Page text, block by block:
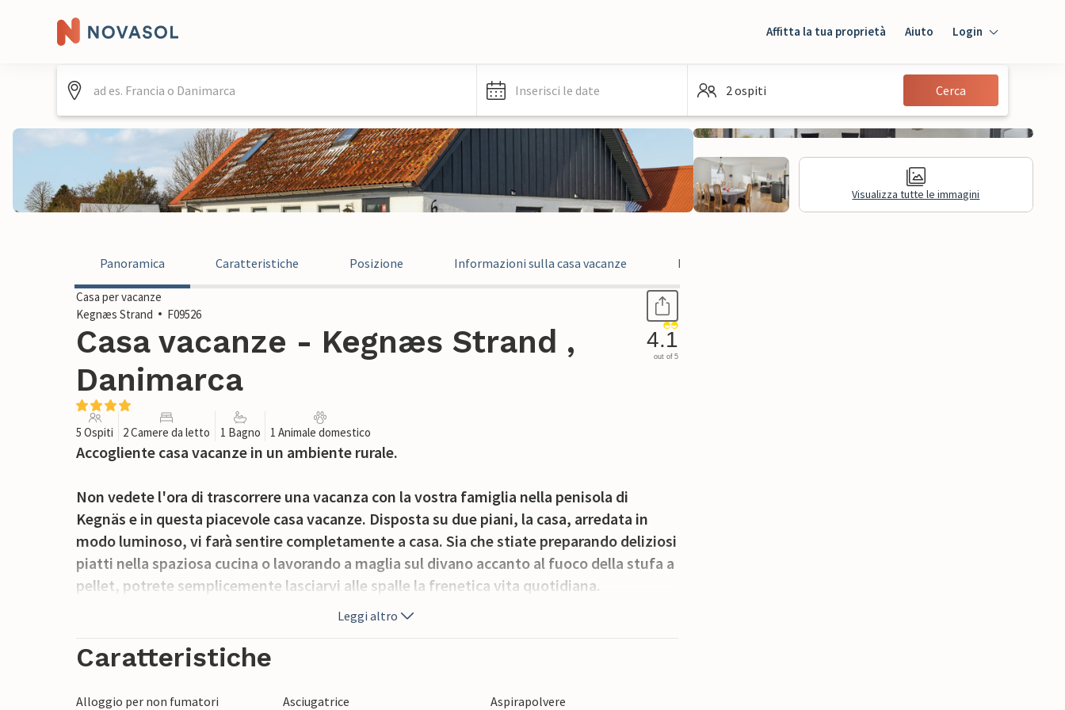
Affitta la tua proprietà Aiuto Login
Ospiti
Inserisci le date 2 ospiti Cerca
Visualizza tutte le immagini
Panoramica Caratteristiche Posizione Informazioni sulla casa vacanze Recensioni
Casa per vacanze
Kegnæs Strand
F09526
Casa vacanze - Kegnæs Strand ,
Danimarca
4.1
out of 5
5 Ospiti 2 Camere da letto 1 Bagno 1 Animale domestico
Accogliente casa vacanze in un ambiente rurale.
Non vedete l'ora di trascorrere una vacanza con la vostra famiglia nella penisola di
Kegnäs e in questa piacevole casa vacanze. Disposta su due piani, la casa, arredata in
modo luminoso, vi farà sentire completamente a casa. Sia che stiate preparando deliziosi
piatti nella spaziosa cucina o lavorando a maglia sul divano accanto al fuoco della stufa a
pellet, potrete semplicemente lasciarvi alle spalle la frenetica vita quotidiana.
All'esterno, potrete scegliere tra due terrazze, una coperta e una sotto il cielo blu, dove
potrete godervi i raggi del sole. Nella proprietà c'è molto spazio per le sedie a sdraio e i
Leggi altro
Caratteristiche
Alloggio per non fumatori Asciugatrice
Aspirapolvere